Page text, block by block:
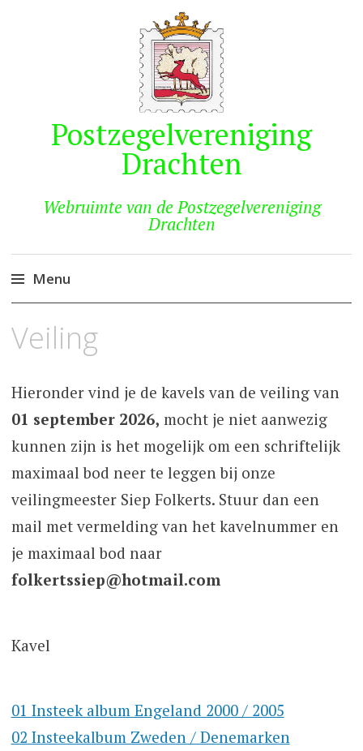
Postzegelvereniging
Drachten
Webruimte van de Postzegelvereniging
Drachten
Menu
de
Veiling
Hieronder vind je de kavels van de veiling van
01 september 2026, mocht je niet aanwezig
kunnen zijn is het mogelijk om een schriftelijk
maximaal bod neer te leggen bij onze
veilingmeester Siep Folkerts. Stuur dan een
mail met vermelding van het kavelnummer en
je maximaal bod naar
folkertssiep@hotmail.com
Kavel
01 Insteek album Engeland 2000 / 2005
02 Insteekalbum Zweden / Denemarken